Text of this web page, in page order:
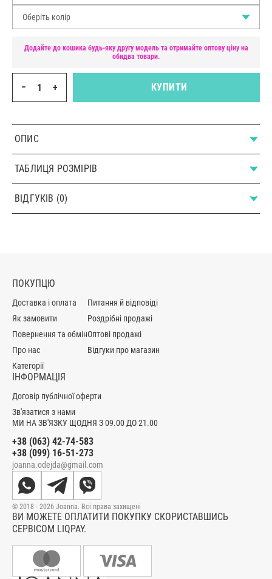
Оберіть колір
Додайте до кошика будь-яку другу модель та отримайте оптову ціну на
обидва товари.
− + КУПИТИ
ОПИС
ТАБЛИЦЯ РОЗМІРІВ
ВІДГУКІВ (0)
МИ НА ЗВ'ЯЗКУ ЩОДНЯ З 09.00 ДО 21.00
+38 (063) 42-74-583
+38 (099) 16-51-273
joanna.odejda@gmail.com
ПОКУПЦЮ
Доставка і оплата
Як замовити
Повернення та обмін
Про нас
Категорії
Питання й відповіді
Роздрібні продажі
Оптові продажі
Відгуки про магазин
ІНФОРМАЦІЯ
Договір публічної оферти
Зв'язатися з нами
ВИ МОЖЕТЕ ОПЛАТИТИ ПОКУПКУ СКОРИСТАВШИСЬ
СЕРВІСОМ LIQPAY.
© 2018 - 2026 Joanna. Всі права захищені